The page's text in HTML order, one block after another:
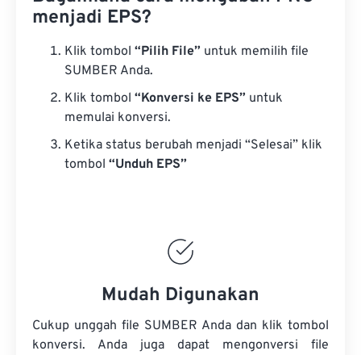
menjadi EPS?
Klik tombol “Pilih File” untuk memilih file
SUMBER Anda.
Klik tombol “Konversi ke EPS” untuk
memulai konversi.
Ketika status berubah menjadi “Selesai” klik
tombol “Unduh EPS”
Mudah Digunakan
Cukup unggah file SUMBER Anda dan klik tombol
konversi. Anda juga dapat mengonversi file